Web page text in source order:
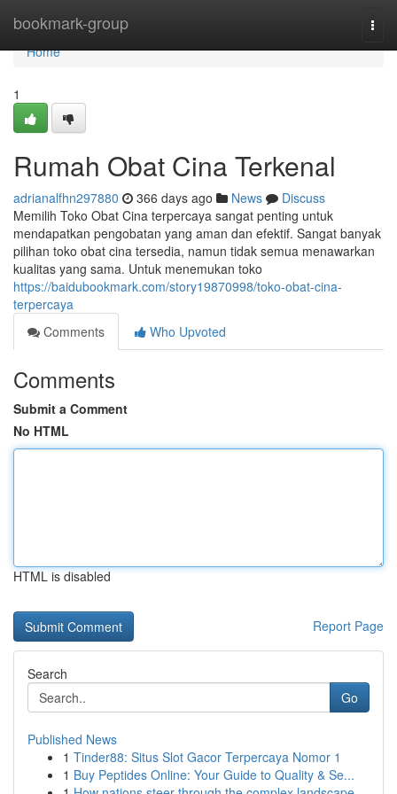
bookmark-group
Home
Home
1
Rumah Obat Cina Terkenal
adrianalfhn297880 366 days ago News
Discuss
Memilih Toko Obat Cina terpercaya sangat penting untuk
mendapatkan pengobatan yang aman dan efektif. Sangat banyak
pilihan toko obat cina tersedia, namun tidak semua menawarkan
kualitas yang sama. Untuk menemukan toko
https://baidubookmark.com/story19870998/toko-obat-cina-
terpercaya
Comments
Who Upvoted
Comments
Submit a Comment
No HTML
HTML is disabled
Report Page
Search
Go
Published News
1 Tinder88: Situs Slot Gacor Terpercaya Nomor 1
1 Buy Peptides Online: Your Guide to Quality & Se...